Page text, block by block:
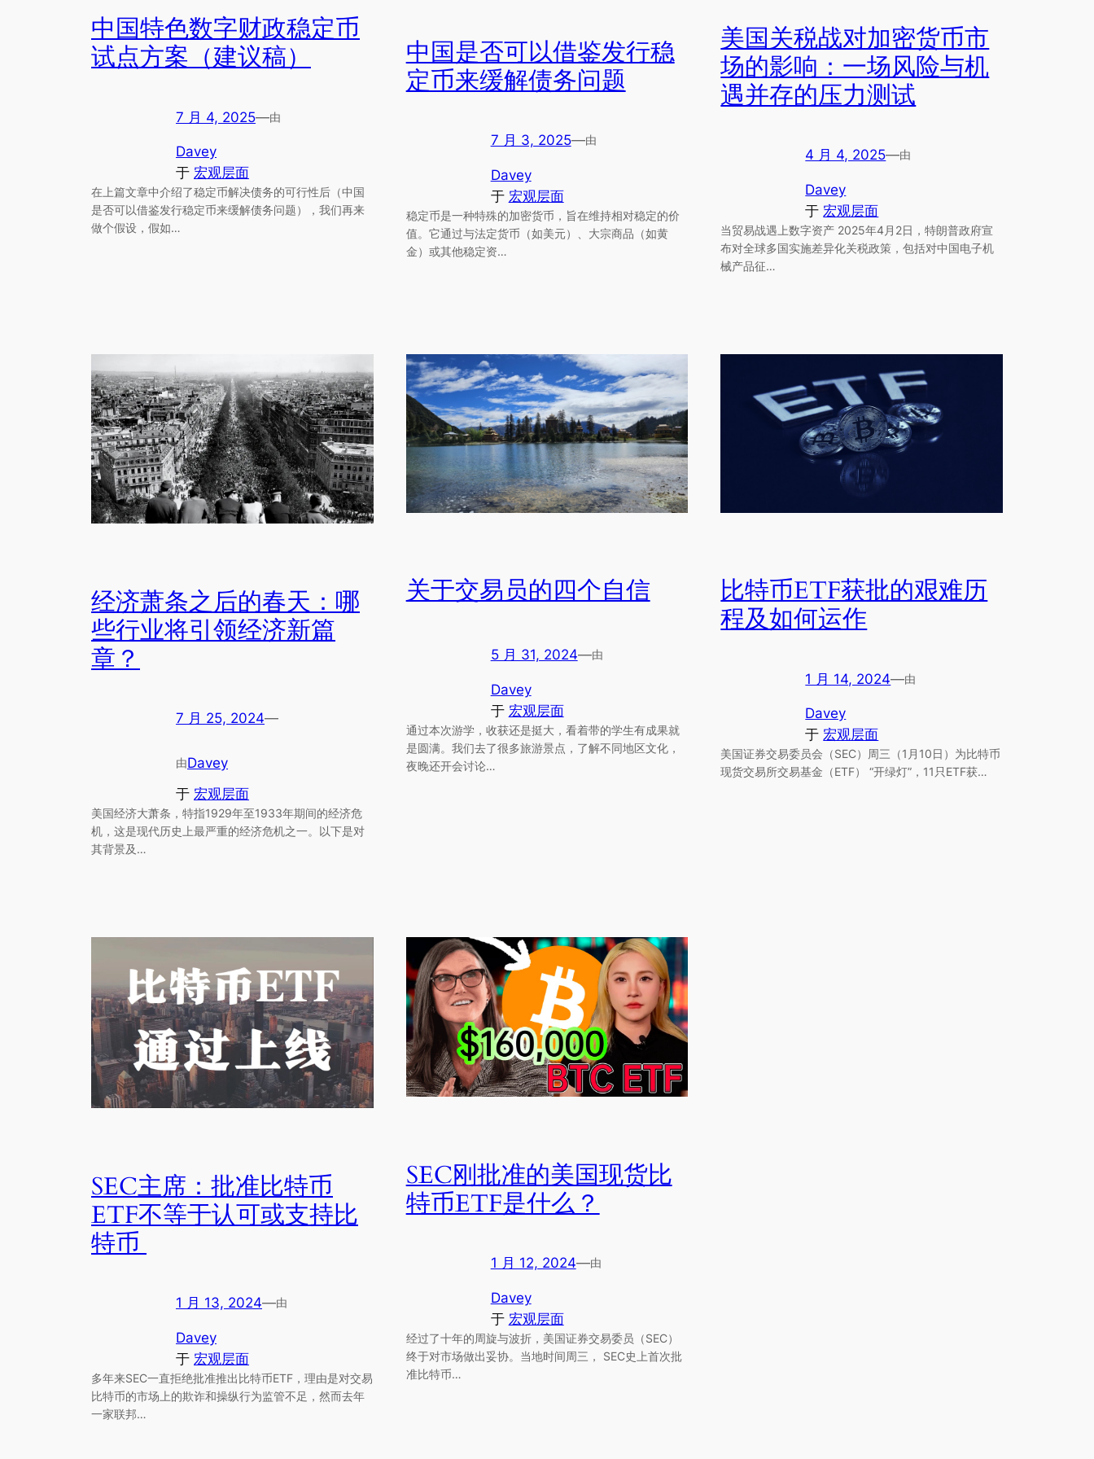
中国特色数字财政稳定币
试点方案（建议稿）
7 月 4, 2025—由
Davey
于 宏观层面
在上篇文章中介绍了稳定币解决债务的可行性后（中国
是否可以借鉴发行稳定币来缓解债务问题），我们再来
做个假设，假如…
中国是否可以借鉴发行稳
定币来缓解债务问题
7 月 3, 2025—由
Davey
于 宏观层面
稳定币是一种特殊的加密货币，旨在维持相对稳定的价
值。它通过与法定货币（如美元）、大宗商品（如黄
金）或其他稳定资…
美国关税战对加密货币市
场的影响：一场风险与机
遇并存的压力测试
4 月 4, 2025—由
Davey
于 宏观层面
当贸易战遇上数字资产 2025年4月2日，特朗普政府宣
布对全球多国实施差异化关税政策，包括对中国电子机
械产品征…
经济萧条之后的春天：哪
些行业将引领经济新篇
章？
7 月 25, 2024—
由Davey
于 宏观层面
美国经济大萧条，特指1929年至1933年期间的经济危
机，这是现代历史上最严重的经济危机之一。以下是对
其背景及…
关于交易员的四个自信
5 月 31, 2024—由
Davey
于 宏观层面
通过本次游学，收获还是挺大，看着带的学生有成果就
是圆满。我们去了很多旅游景点，了解不同地区文化，
夜晚还开会讨论…
比特币ETF获批的艰难历
程及如何运作
1 月 14, 2024—由
Davey
于宏观层面
美国证券交易委员会（SEC）周三（1月10日）为比特币
现货交易所交易基金（ETF） “开绿灯”，11只ETF获…
SEC主席：批准比特币
ETF不等于认可或支持比
特币
1 月 13, 2024—由
Davey
于 宏观层面
多年来SEC一直拒绝批准推出比特币ETF，理由是对交易
比特币的市场上的欺诈和操纵行为监管不足，然而去年
一家联邦…
SEC刚批准的美国现货比
特币ETF是什么？
1 月 12, 2024—由
Davey
于 宏观层面
经过了十年的周旋与波折，美国证券交易委员（SEC）
终于对市场做出妥协。当地时间周三， SEC史上首次批
准比特币…